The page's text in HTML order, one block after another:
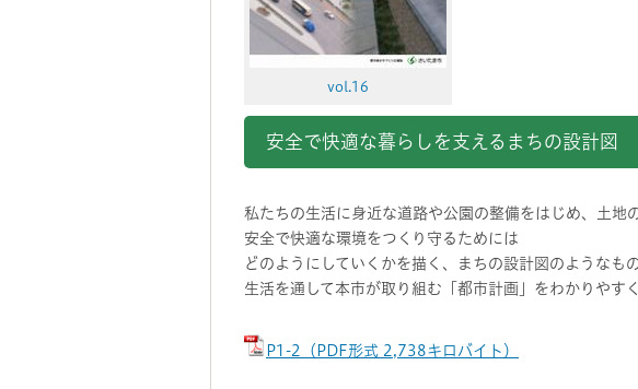
vol.16
安全で快適な暮らしを支えるまちの設計図
私たちの生活に身近な道路や公園の整備をはじめ、土地
安全で快適な環境をつくり守るためには
どのようにしていくかを描く、まちの設計図のようなも
生活を通して本市が取り組む「都市計画」をわかりやす
P1-2（PDF形式 2,738キロバイト）